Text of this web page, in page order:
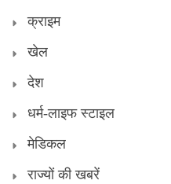
क्राइम
खेल
देश
धर्म-लाइफ स्टाइल
मेडिकल
राज्यों की खबरें